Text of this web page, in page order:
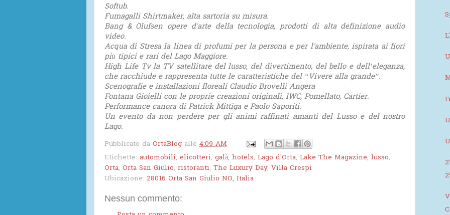
Softub.
Fumagalli Shirtmaker, alta sartoria su misura.
Bang & Olufsen opere d'arte della tecnologia, prodotti di alta definizione audio
video.
Acqua di Stresa la linea di profumi per la persona e per l'ambiente, ispirata ai fiori
più tipici e rari del Lago Maggiore.
High Life Tv la TV satellitare del lusso, del divertimento, del bello e dell’eleganza,
che racchiude e rappresenta tutte le caratteristiche del “Vivere alla grande”.
Scenografie e installazioni floreali Claudio Brovelli Angera
Fontana Gioielli con le proprie creazioni originali, IWC, Pomellato, Cartier.
Performance canora di Patrick Mittiga e Paolo Saporiti.
Un evento da non perdere per gli animi raffinati amanti del Lusso e del nostro
Lago.
Pubblicato da OrtaBlog alle 4:09 AM
Etichette: automobili, elicotteri, galà, hotels, Lago d'Orta, Lake The Magazine, lusso,
Orta, Orta San Giulio, ristoranti, The Luxury Day, Villa Crespi
Ubicazione: 28016 Orta San Giulio NO, Italia
Nessun commento: